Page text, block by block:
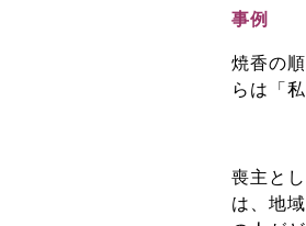
事例
焼香の
らは「
喪主と
は、地